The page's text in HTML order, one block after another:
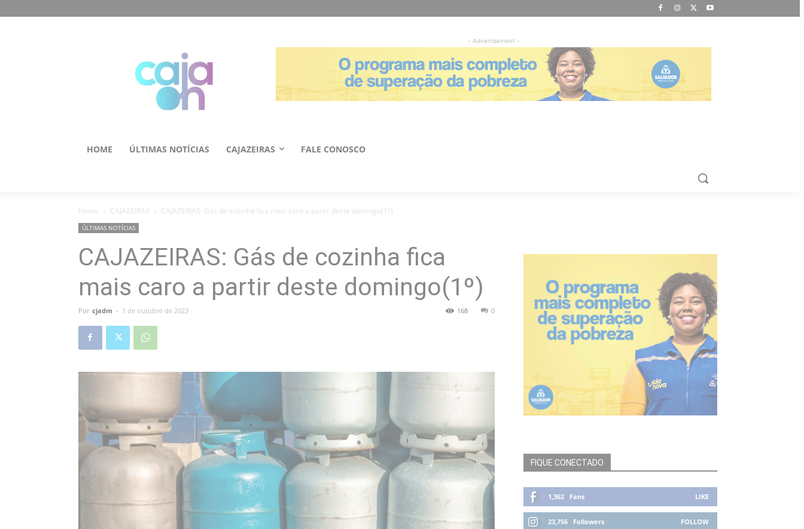
- Advertisement -
HOME ÚLTIMAS NOTÍCIAS CAJAZEIRAS FALE CONOSCO
Home CAJAZEIRAS CAJAZEIRAS: Gás de cozinha fica mais caro a partir deste domingo(1º)
ÚLTIMAS NOTÍCIAS
CAJAZEIRAS: Gás de cozinha fica
mais caro a partir deste domingo(1º)
Por cjadm - 1 de outubro de 2023 0
168
FIQUE CONECTADO
1,362 Fans LIKE
23,756 Followers FOLLOW